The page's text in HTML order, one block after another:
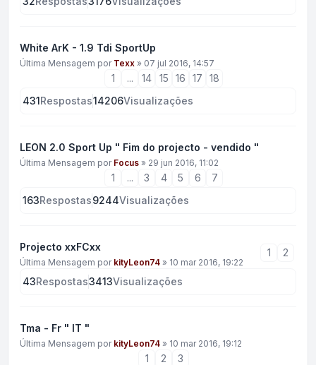
White ArK - 1.9 Tdi SportUp
Última Mensagem por Texx » 07 jul 2016, 14:57
1 ... 14 15 16 17
18
431Respostas14206Visualizações
LEON 2.0 Sport Up " Fim do projecto - vendido "
Última Mensagem por Focus » 29 jun 2016, 11:02
1 ... 3 4 5 6
7
163Respostas9244Visualizações
Projecto xxFCxx
Última Mensagem por kityLeon74 » 10 mar 2016, 19:22
1 2
43Respostas3413Visualizações
Tma - Fr " IT "
Última Mensagem por kityLeon74 » 10 mar 2016, 19:12
1 2
3